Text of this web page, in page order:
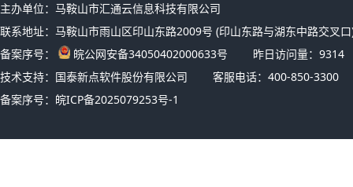
主办单位：马鞍山市汇通云信息科技有限公司
联系地址：马鞍山市雨山区印山东路2009号 (印山东路与湖东中路交叉
备案序号：
皖公网安备34050402000633号 昨日访问量： 9314
技术支持：国泰新点软件股份有限公司
客服电话：400-850-3300
备案序号： 皖ICP备2025079253号-1